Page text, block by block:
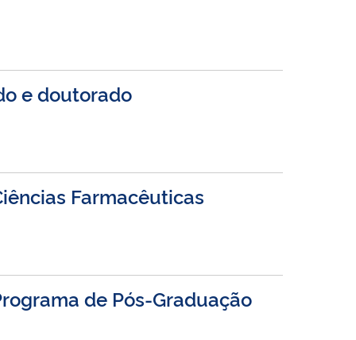
e doutorado
Farmacêuticas
de Pós-Graduação